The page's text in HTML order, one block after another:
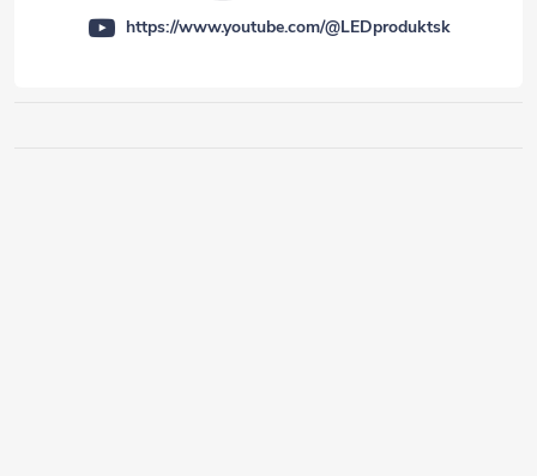
https://www.youtube.com/@LEDproduktsk